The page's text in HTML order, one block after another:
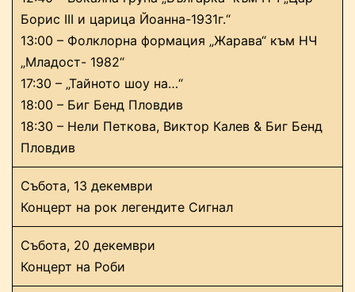
Борис III и царица Йоанна-1931г.“
13:00 – Фолклорна формация „Жарава“ към НЧ
„Младост- 1982“
17:30 – „Тайното шоу на…“
18:00 – Биг Бенд Пловдив
18:30 – Нели Петкова, Виктор Калев & Биг Бенд
Пловдив
Събота, 13 декември
Концерт на рок легендите Сигнал
Събота, 20 декември
Концерт на Роби